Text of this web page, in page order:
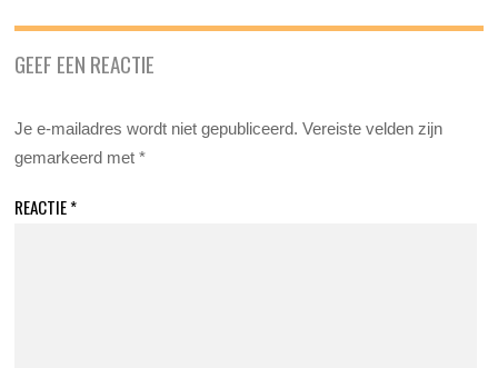
GEEF EEN REACTIE
Je e-mailadres wordt niet gepubliceerd. Vereiste velden zijn
gemarkeerd met*
REACTIE*